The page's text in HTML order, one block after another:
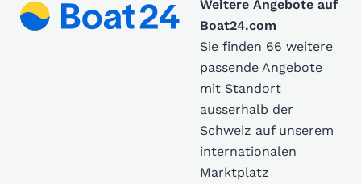
Weitere Angebote auf
Boat24.com
Sie finden 66 weitere
passende Angebote
mit Standort
ausserhalb der
Schweiz auf unserem
internationalen
Marktplatz